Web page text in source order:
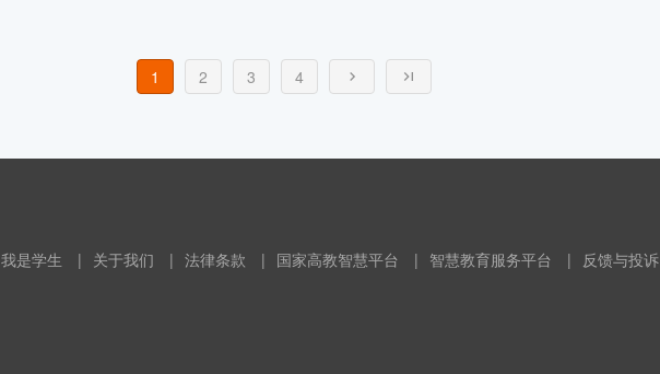
1 2 3 4
我是学生 | 关于我们 | 法律条款 | 国家高教智慧平台 | 智慧教育服务平台 | 反馈与投诉